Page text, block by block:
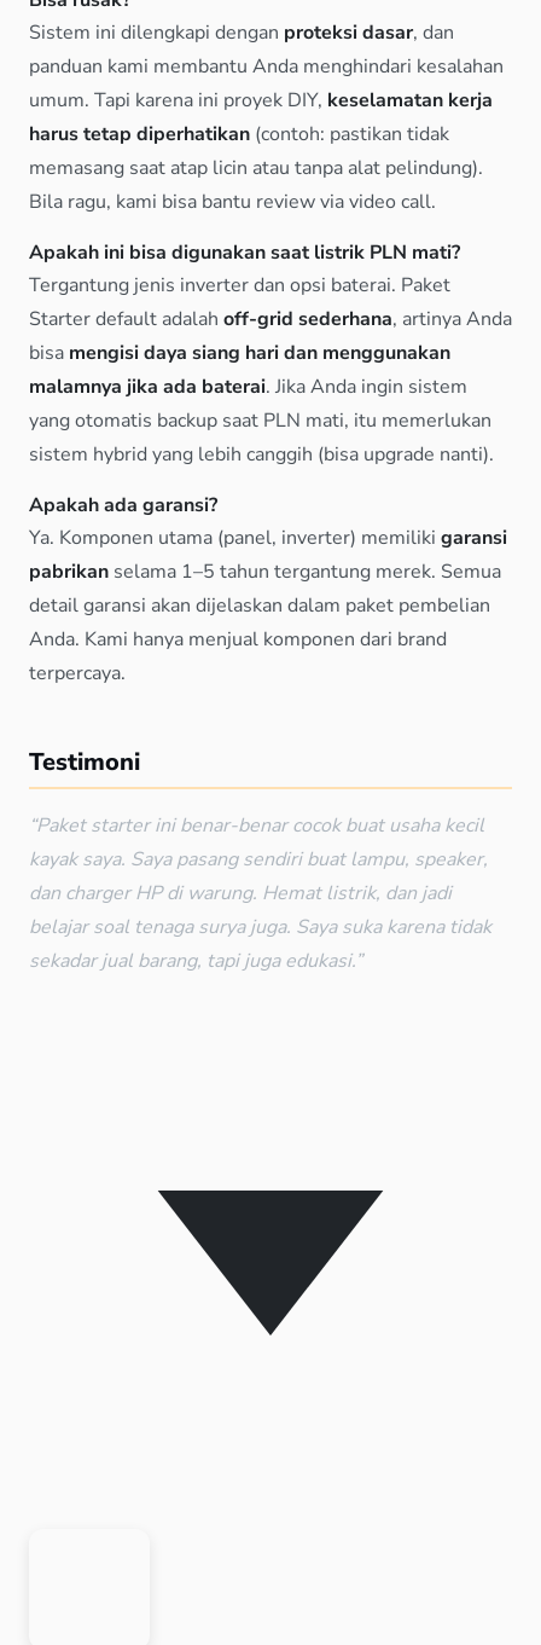
Sistem ini dilengkapi dengan proteksi dasar, dan
panduan kami membantu Anda menghindari kesalahan
umum. Tapi karena ini proyek DIY, keselamatan kerja
harus tetap diperhatikan (contoh: pastikan tidak
memasang saat atap licin atau tanpa alat pelindung).
Bila ragu, kami bisa bantu review via video call.
Apakah ini bisa digunakan saat listrik PLN mati?
Tergantung jenis inverter dan opsi baterai. Paket
Starter default adalah off-grid sederhana, artinya Anda
bisa mengisi daya siang hari dan menggunakan
malamnya jika ada baterai. Jika Anda ingin sistem
yang otomatis backup saat PLN mati, itu memerlukan
sistem hybrid yang lebih canggih (bisa upgrade nanti).
Apakah ada garansi?
Ya. Komponen utama (panel, inverter) memiliki garansi
pabrikan selama 1–5 tahun tergantung merek. Semua
detail garansi akan dijelaskan dalam paket pembelian
Anda. Kami hanya menjual komponen dari brand
terpercaya.
Testimoni
“Paket starter ini benar-benar cocok buat usaha kecil
kayak saya. Saya pasang sendiri buat lampu, speaker,
dan charger HP di warung. Hemat listrik, dan jadi
belajar soal tenaga surya juga. Saya suka karena tidak
sekadar jual barang, tapi juga edukasi.”